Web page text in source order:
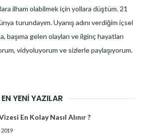
ilham olabilmek için yollara düştüm. 21
turundayım. Uyanış adını verdiğim içsel
başıma gelen olayları ve ilginç hayatları
vidyoluyorum ve sizlerle paylaşıyorum.
EN YENI YAZILAR
En Kolay Nasıl Alınır ?
2019